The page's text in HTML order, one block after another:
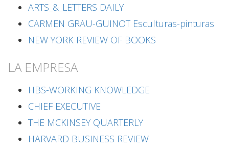
ARTS_&_LETTERS DAILY
CARMEN GRAU-GUINOT Esculturas-pinturas
NEW YORK REVIEW OF BOOKS
LA EMPRESA
HBS-WORKING KNOWLEDGE
CHIEF EXECUTIVE
THE MCKINSEY QUARTERLY
HARVARD BUSINESS REVIEW